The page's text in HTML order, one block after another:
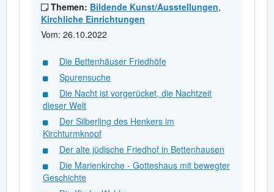
Themen: Bildende Kunst/Ausstellungen,
Kirchliche Einrichtungen
Vom: 26.10.2022
Die Bettenhäuser Friedhöfe
Spurensuche
Die Nacht ist vorgerücket, die Nachtzeit
dieser Welt
Der Silberling des Henkers im
Kirchturmknopf
Der alte jüdische Friedhof in Bettenhausen
Die Marienkirche - Gotteshaus mit bewegter
Geschichte